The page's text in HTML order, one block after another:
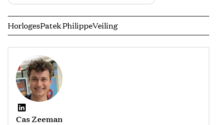
HorlogesPatek PhilippeVeiling
Cas Zeeman